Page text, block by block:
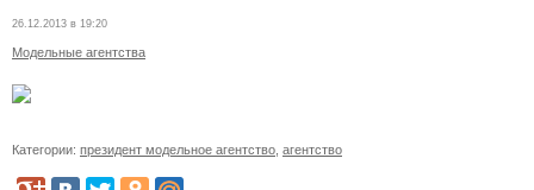
26.12.2013 в 19:20
Модельные агентства
Категории: президент модельное агентство агентство